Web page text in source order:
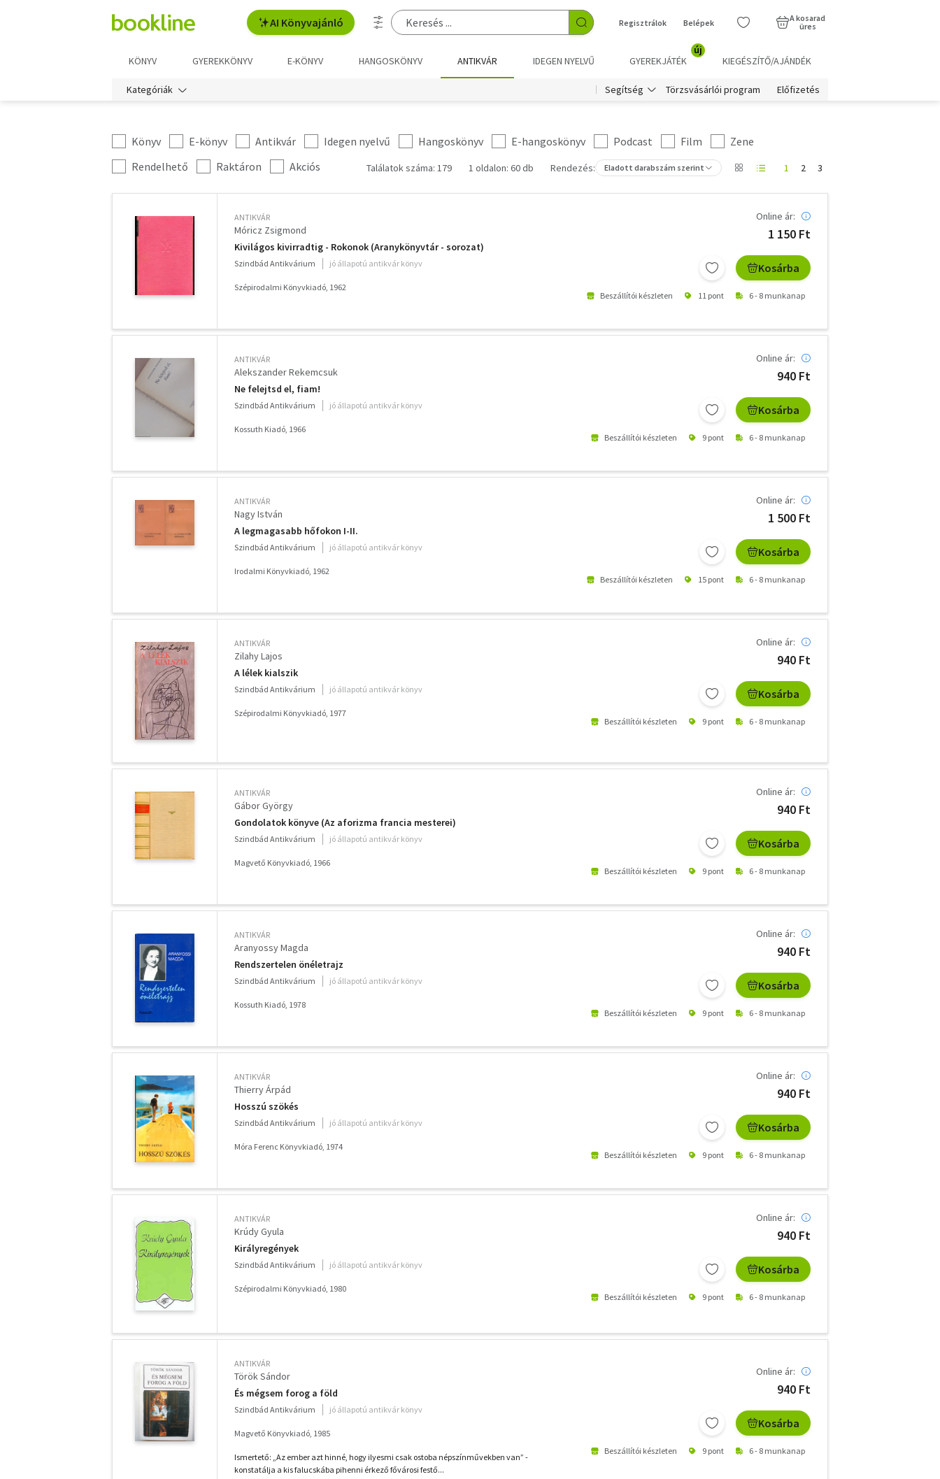
AI Könyvajánló Regisztrálok Belépek
A kosarad
üres
KÖNYV GYEREKKÖNYV E-KÖNYV HANGOSKÖNYV ANTIKVÁR IDEGEN NYELVŰ GYEREKJÁTÉK
új
KIEGÉSZÍTŐ/AJÁNDÉK
Kategóriák Segítség Törzsvásárlói program Előfizetés
Kategória
szűrés
Könyv E-könyv Antikvár Idegen nyelvű Hangoskönyv E-hangoskönyv Podcast Film
Zene
További
szűrők
Rendelhető Raktáron Akciós Találatok száma: 179 1 oldalon: 60 db Rendezés: Eladott darabszám szerint 1 2 3
ANTIKVÁR
Móricz Zsigmond
Kivilágos kivirradtig - Rokonok (Aranykönyvtár - sorozat)
Szindbád Antikvárium jó állapotú antikvár könyv
Szépirodalmi Könyvkiadó, 1962
Online ár:
1 150 Ft
Kosárba
Beszállítói készleten 11 pont 6 - 8 munkanap
ANTIKVÁR
Alekszander Rekemcsuk
Ne felejtsd el, fiam!
Szindbád Antikvárium jó állapotú antikvár könyv
Kossuth Kiadó, 1966
Online ár:
940 Ft
Kosárba
Beszállítói készleten 9 pont 6 - 8 munkanap
ANTIKVÁR
Nagy István
A legmagasabb hőfokon I-II.
Szindbád Antikvárium jó állapotú antikvár könyv
Irodalmi Könyvkiadó, 1962
Online ár:
1 500 Ft
Kosárba
Beszállítói készleten 15 pont 6 - 8 munkanap
ANTIKVÁR
Zilahy Lajos
A lélek kialszik
Szindbád Antikvárium jó állapotú antikvár könyv
Szépirodalmi Könyvkiadó, 1977
Online ár:
940 Ft
Kosárba
Beszállítói készleten 9 pont 6 - 8 munkanap
ANTIKVÁR
Gábor György
Gondolatok könyve (Az aforizma francia mesterei)
Szindbád Antikvárium jó állapotú antikvár könyv
Magvető Könyvkiadó, 1966
Online ár:
940 Ft
Kosárba
Beszállítói készleten 9 pont 6 - 8 munkanap
ANTIKVÁR
Aranyossy Magda
Rendszertelen önéletrajz
Szindbád Antikvárium jó állapotú antikvár könyv
Kossuth Kiadó, 1978
Online ár:
940 Ft
Kosárba
Beszállítói készleten 9 pont 6 - 8 munkanap
ANTIKVÁR
Thierry Árpád
Hosszú szökés
Szindbád Antikvárium jó állapotú antikvár könyv
Móra Ferenc Könyvkiadó, 1974
Online ár:
940 Ft
Kosárba
Beszállítói készleten 9 pont 6 - 8 munkanap
ANTIKVÁR
Krúdy Gyula
Királyregények
Szindbád Antikvárium jó állapotú antikvár könyv
Szépirodalmi Könyvkiadó, 1980
Online ár:
940 Ft
Kosárba
Beszállítói készleten 9 pont 6 - 8 munkanap
ANTIKVÁR
Török Sándor
És mégsem forog a föld
Szindbád Antikvárium jó állapotú antikvár könyv
Magvető Könyvkiadó, 1985
Ismertető: „Az ember azt hinné, hogy ilyesmi csak ostoba népszínművekben van” -
konstatálja a kis falucskába pihenni érkező fővárosi festő...
Online ár:
940 Ft
Kosárba
Beszállítói készleten 9 pont 6 - 8 munkanap